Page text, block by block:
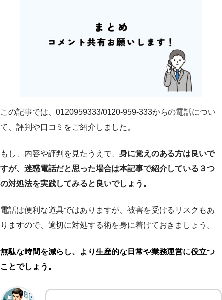
この記事では、0120959333/0120-959-333からの電話につい
て、評判や口コミをご紹介しました。
もし、内容や評判を見たうえで、 身に覚えのある方は良いで
すが、迷惑電話だと思った場合は本記事で紹介している３つ
の対処法を実践してみると良いでしょう。
電話は便利な道具ではありますが、被害を受けるリスクもあ
りますので、適切に対処する術を身に着けておきましょう。
無駄な時間を減らし、より生産的な日常や業務運営に役立つ
ことでしょう。